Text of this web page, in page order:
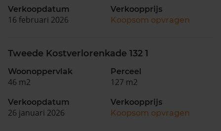
Verkoopdatum
16 februari 2026
Verkoopprijs
Koopsom opvragen
Tweede Kostverlorenkade 132 1
Woonoppervlak
46 m2
Perceel
127 m2
Verkoopdatum
26 januari 2026
Verkoopprijs
Koopsom opvragen